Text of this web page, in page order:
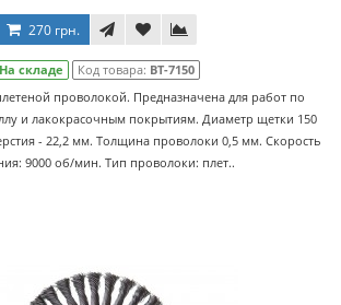
270 грн.
На складе Код товара: BT-7150
проволокой. Предназначена для работ по
и лакокрасочным покрытиям. Диаметр щетки 150
- 22,2 мм. Толщина проволоки 0,5 мм. Скорость
9000 об/мин. Тип проволоки: плет..